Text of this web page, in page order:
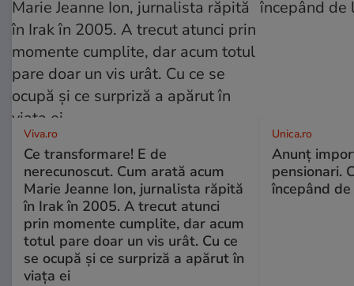
Viva.ro
Ce transformare! E de
nerecunoscut. Cum arată acum
Marie Jeanne Ion, jurnalista răpită
în Irak în 2005. A trecut atunci
prin momente cumplite, dar acum
totul pare doar un vis urât. Cu ce
se ocupă și ce surpriză a apărut în
viața ei
Unica.ro
Anunț
pensionari.
începând